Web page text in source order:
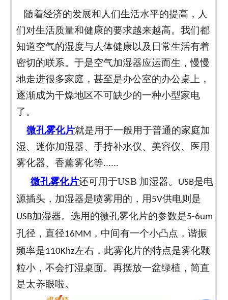
随着经济的发展和人们生活水平的提高，人
们对生活质量和健康的要求越来越高。我们都
知道空气的湿度与人体健康以及日常生活有着
密切的联系。于是空气加湿器应运而生，慢慢
地走进很多家庭，甚至是办公室的办公桌上，
逐渐成为干燥地区不可缺少的一种小型家电
了。
微孔雾化片就是用于一般用于普通的家庭加
湿、迷你加湿器、手持补水仪、美容仪、医用
雾化器、香薰雾化等......
微孔雾化片还可用于USB 加湿器。 USB是电
源插头，加湿器是喷雾用的，用5V供电则是
USB加湿器。选用的微孔雾化片的参数是5-6um
孔径，直径16MM ，中间有一个小凸点，谐振
频率是110Khz左右，此雾化片的特点是雾化颗
粒小，不会打湿桌面。再摆放一盆绿植，简直
是太养眼啦。